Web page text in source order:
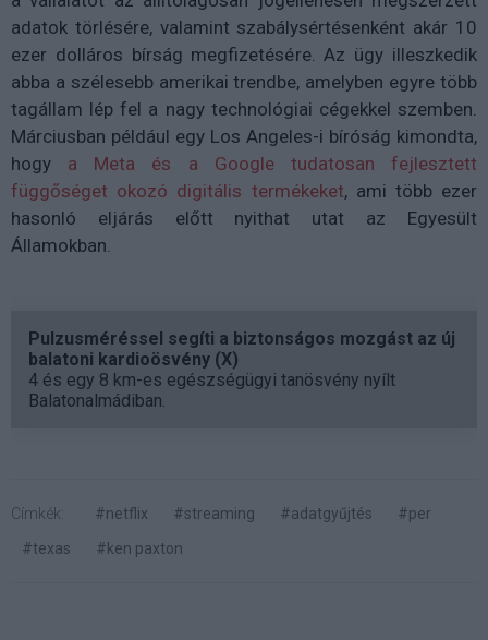
adatok törlésére, valamint szabálysértésenként akár 10
ezer dolláros bírság megfizetésére. Az ügy illeszkedik
abba a szélesebb amerikai trendbe, amelyben egyre több
tagállam lép fel a nagy technológiai cégekkel szemben.
Márciusban például egy Los Angeles-i bíróság kimondta,
hogy a Meta és a Google tudatosan fejlesztett
függőséget okozó digitális termékeket, ami több ezer
hasonló eljárás előtt nyithat utat az Egyesült
Államokban.
Pulzusméréssel segíti a biztonságos mozgást az új
balatoni kardioösvény (X)
4 és egy 8 km-es egészségügyi tanösvény nyílt
Balatonalmádiban.
Címkék: #netflix #streaming #adatgyűjtés
#per
#texas
#ken paxton